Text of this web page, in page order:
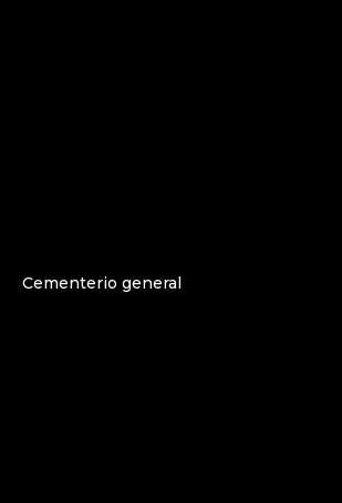
Cementerio general